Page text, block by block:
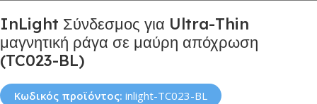
InLight Σύνδεσμος για Ultra-Thin
μαγνητική ράγα σε μαύρη απόχρωση
(TC023-BL)
Κωδικός προϊόντος: inlight-TC023-BL